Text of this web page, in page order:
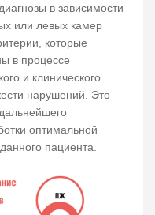
в зависимости
или левых камер
которые
в процессе
и клинического
нарушений. Это
оптимальной
пациента.